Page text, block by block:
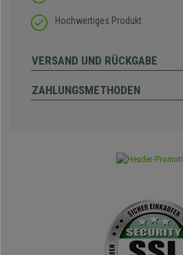
Hochwertiges Produkt
VERSAND UND RÜCKGABE
ZAHLUNGSMETHODEN